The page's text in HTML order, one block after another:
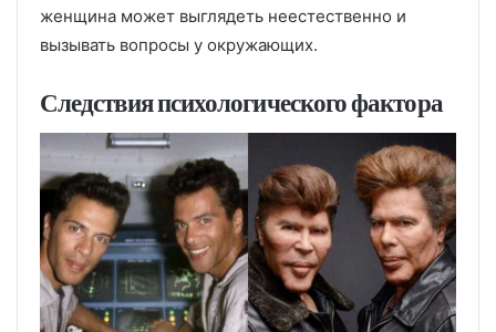
женщина может выглядеть неестественно и
вызывать вопросы у окружающих.
Следствия психологического фактора